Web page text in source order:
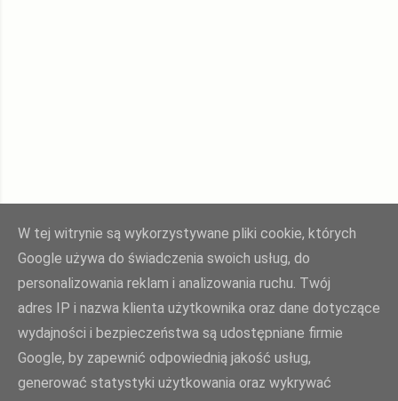
Agnieszka Żuk - Swojskie jedzonko, domowa kuchnia Agi
W tej witrynie są wykorzystywane pliki cookie, których
Google używa do świadczenia swoich usług, do
personalizowania reklam i analizowania ruchu. Twój
adres IP i nazwa klienta użytkownika oraz dane dotyczące
wydajności i bezpieczeństwa są udostępniane firmie
Google, by zapewnić odpowiednią jakość usług,
generować statystyki użytkowania oraz wykrywać